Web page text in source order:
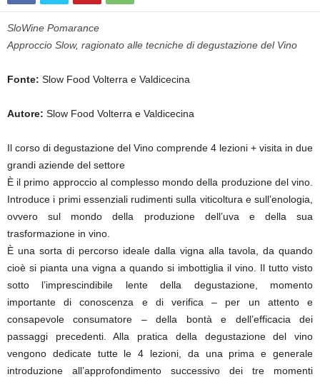
SloWine Pomarance
Approccio Slow, ragionato alle tecniche di degustazione del Vino
Fonte: Slow Food Volterra e Valdicecina
Autore: Slow Food Volterra e Valdicecina
Il corso di degustazione del Vino comprende 4 lezioni + visita in due
grandi aziende del settore
È il primo approccio al complesso mondo della produzione del vino.
Introduce i primi essenziali rudimenti sulla viticoltura e sull’enologia,
ovvero sul mondo della produzione dell’uva e della sua
trasformazione in vino.
È una sorta di percorso ideale dalla vigna alla tavola, da quando
cioè si pianta una vigna a quando si imbottiglia il vino. Il tutto visto
sotto l’imprescindibile lente della degustazione, momento
importante di conoscenza e di verifica – per un attento e
consapevole consumatore – della bontà e dell’efficacia dei
passaggi precedenti. Alla pratica della degustazione del vino
vengono dedicate tutte le 4 lezioni, da una prima e generale
introduzione all’approfondimento successivo dei tre momenti